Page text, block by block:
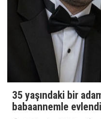
35 yaşındaki bir
babaannemle